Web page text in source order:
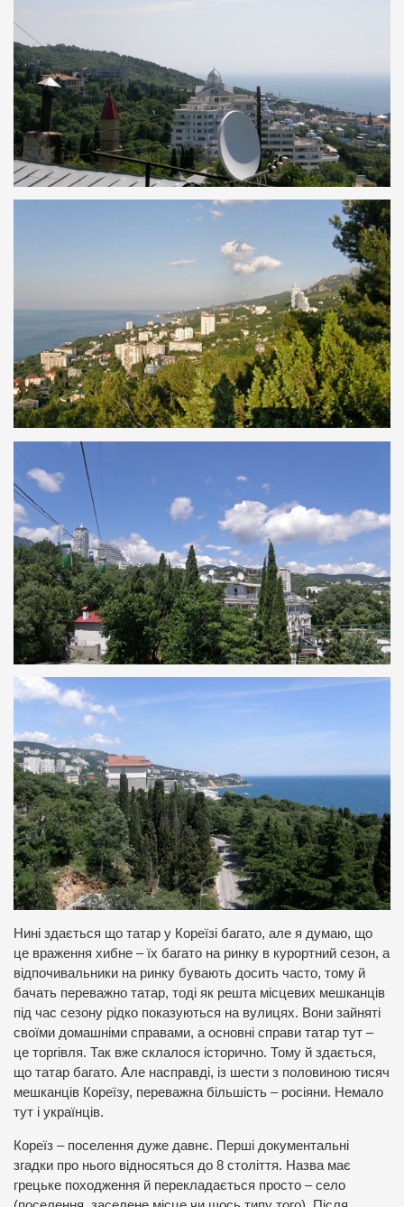
Нині здається що татар у Кореїзі багато, але я думаю, що
це враження хибне – їх багато на ринку в курортний сезон, а
відпочивальники на ринку бувають досить часто, тому й
бачать переважно татар, тоді як решта місцевих мешканців
під час сезону рідко показуються на вулицях. Вони зайняті
своїми домашніми справами, а основні справи татар тут –
це торгівля. Так вже склалося історично. Тому й здається,
що татар багато. Але насправді, із шести з половиною тисяч
мешканців Кореїзу, переважна більшість – росіяни. Немало
тут і українців.
Кореїз – поселення дуже давнє. Перші документальні
згадки про нього відносяться до 8 століття. Назва має
грецьке походження й перекладається просто – село